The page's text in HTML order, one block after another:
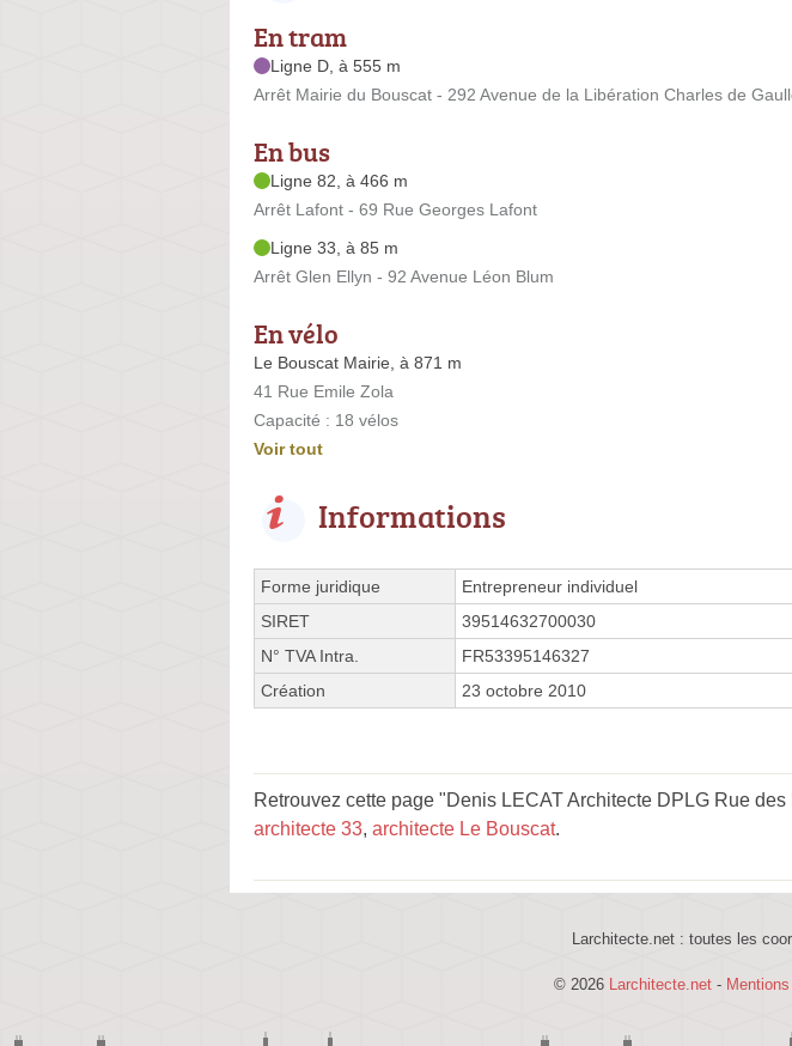
En tram
Ligne D, à 555 m
Arrêt Mairie du Bouscat - 292 Avenue de la Libération Charles de
En bus
Ligne 82, à 466 m
Arrêt Lafont - 69 Rue Georges Lafont
Ligne 33, à 85 m
Arrêt Glen Ellyn - 92 Avenue Léon Blum
En vélo
Le Bouscat Mairie, à 871 m
41 Rue Emile Zola
Capacité : 18 vélos
Voir tout
Informations
Forme juridique
Entrepreneur individuel
SIRET
39514632700030
N° TVA Intra.
FR53395146327
Création
23 octobre 2010
Retrouvez cette page "Denis LECAT Architecte DPLG Rue
architecte 33, architecte Le Bouscat.
Larchitecte.net : toutes les
© 2026 Larchitecte.net -